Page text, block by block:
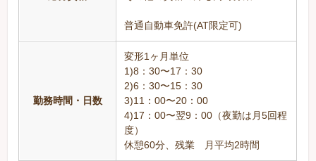
普通自動車免許(AT限定可)
勤務時間・日数
変形1ヶ月単位
1)8：30〜17：30
2)6：30〜15：30
3)11：00〜20：00
4)17：00〜翌9：00（夜勤は月5回程
度）
休憩60分、残業 月平均2時間